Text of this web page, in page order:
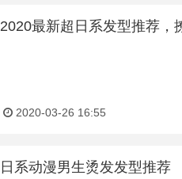
2020最新超日系发型推荐，
2020-03-26 16:55
日系动漫男生烫发发型推荐